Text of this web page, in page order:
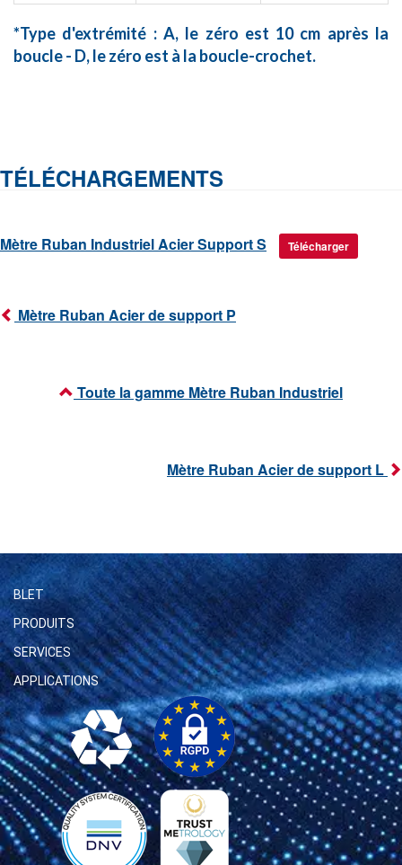
*Type d'extrémité : A, le zéro est 10 cm après la
boucle - D, le zéro est à la boucle-crochet.
TÉLÉCHARGEMENTS
Mètre Ruban Industriel Acier Support S Télécharger
Mètre Ruban Acier de support P
Toute la gamme Mètre Ruban Industriel
Mètre Ruban Acier de support L
BLET
PRODUITS
SERVICES
APPLICATIONS